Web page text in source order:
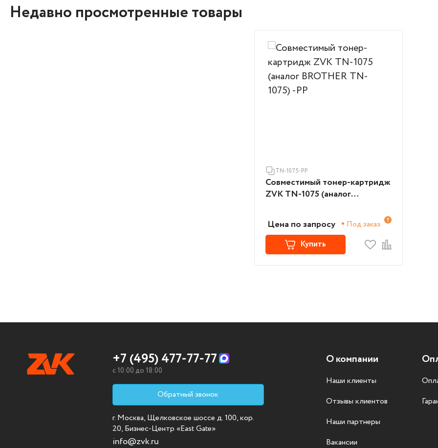
Недавно просмотренные товары
TN-1075-PP
Совместимый тонер-картридж
ZVK TN-1075 (аналог
Цена по запросу
Под заказ
Купить
+7 (495) 477-77-77
c 10:00 до 18:00
Обратный звонок
г. Москва, Щелковское шоссе д. 100, кор.
20, Бизнес-Центр «East Gate»
info@zvk.ru
О компании
Наши клиенты
Отзывы клиентов
Наши партнеры
Вакансии